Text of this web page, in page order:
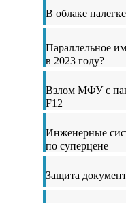
В облаке
Параллельное
в 2023 году?
Взлом МФУ с
F12
Инженерные
по суперцене
Защита